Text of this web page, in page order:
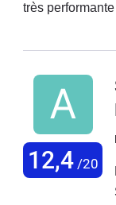
très
12,4/20